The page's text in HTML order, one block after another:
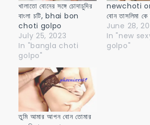
খালাতো বোনের সঙ্গে চোদাচুদির
বাংলা চটি, bhai bon
choti golpo
July 25, 2023
In "bangla choti
golpo"
newchoti
বোন তাসলিমা কে
June 28,
In "new
golpo"
তুমি আমার আপন বোন তোমার